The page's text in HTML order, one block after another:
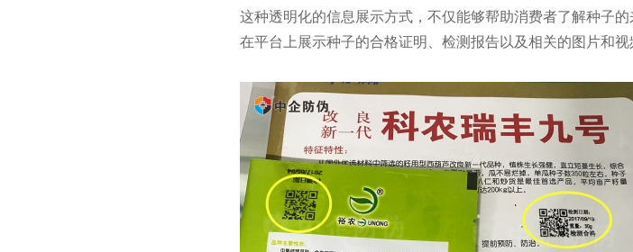
这种透明化的信息展示方式，不仅能够帮助消费者了解种子
在平台上展示种子的合格证明、检测报告以及相关的图片和视